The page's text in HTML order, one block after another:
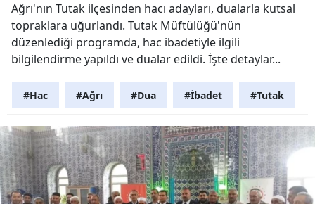
Ağrı'nın Tutak ilçesinden hacı adayları, dualarla kutsal
topraklara uğurlandı. Tutak Müftülüğü'nün
düzenlediği programda, hac ibadetiyle ilgili
bilgilendirme yapıldı ve dualar edildi. İşte detaylar...
#Hac #Ağrı #Dua #İbadet #Tutak